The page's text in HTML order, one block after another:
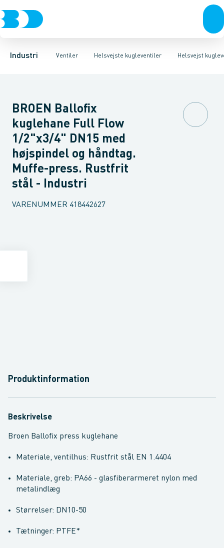
Industri Ventiler
VentilerRustfrit stål Sort stålGalvaniseret stål PlastIndustri
Helsvejste kugleventiler
3-Delte kugleventiler 2-Delte kugleventiler3-VejsHelsvejst
Helsvejst kugleventiler type Vexve XHelsvejst kugleventiler
BROEN Ballofix
kuglehane Full Flow
1/2"x3/4" DN15 med
højspindel og håndtag.
Muffe-press. Rustfrit
stål - Industri
VARENUMMER 418442627
Produktinformation
Beskrivelse
Broen Ballofix press kuglehane
Materiale, ventilhus: Rustfrit stål EN 1.4404
Materiale, greb: PA66 - glasfiberarmeret nylon med
metalindlæg
Størrelser: DN10-50
Tætninger: PTFE*